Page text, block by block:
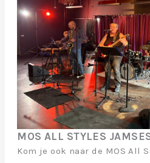
MOS ALL STYLES
Kom je ook naar de MOS All